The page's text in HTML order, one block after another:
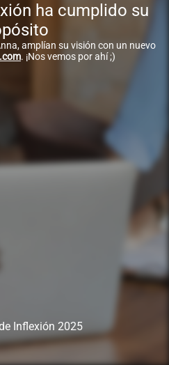
ha cumplido su
amplían su visión con un nuevo
. ¡Nos vemos por ahí ;)
Inflexión 2025